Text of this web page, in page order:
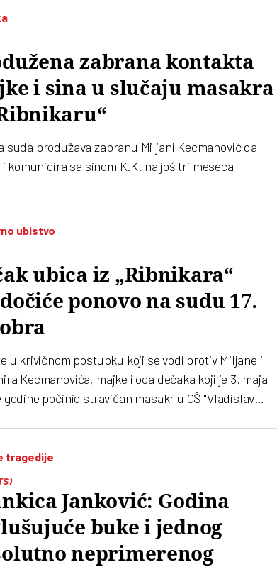
zabrana kontakta
i sina u slučaju masakra
suda produžava zabranu Miljani Kecmanović da
komunicira sa sinom K.K. na još tri meseca
ubistvo
ubica iz „Ribnikara“
ponovo na sudu 17.
u krivičnom postupku koji se vodi protiv Miljane i
Kecmanovića, majke i oca dečaka koji je 3. maja
godine počinio stravičan masakr u OŠ "Vladislav
tragedije
Janković: Godina
buke i jednog
neprimerenog